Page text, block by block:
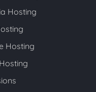
Hosting
Hosting